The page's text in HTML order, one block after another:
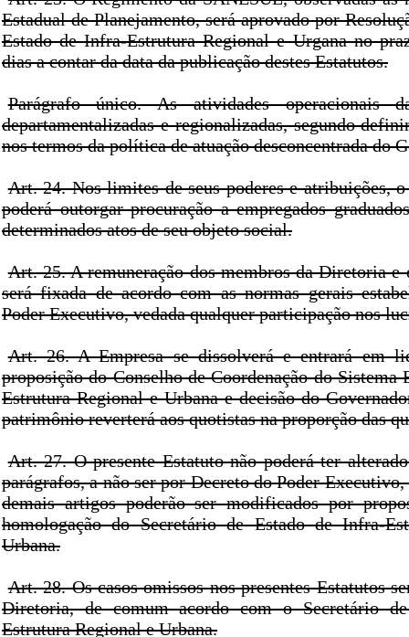
Estadual de Planejamento, será aprovado por
Estado de Infra-Estrutura Regional e Urgana no
dias a contar da data da publicação destes Estatutos.
Parágrafo único. As atividades operacionais
departamentalizadas e regionalizadas, segundo
nos termos da política de atuação desconcentrada do
Art. 24. Nos limites de seus poderes e atribuições,
poderá outorgar procuração a empregados
determinados atos de seu objeto social.
Art. 25. A remuneração dos membros da Diretoria e
será fixada de acordo com as normas gerais
Poder Executivo, vedada qualquer participação nos
Art. 26. A Empresa se dissolverá e entrará em
proposição do Conselho de Coordenação do
Estrutura Regional e Urbana e decisão do
patrimônio reverterá aos quotistas na proporção das
Art. 27. O presente Estatuto não poderá ter
parágrafos, a não ser por Decreto do Poder Executivo,
demais artigos poderão ser modificados por
homologação do Secretário de Estado de Infra-
Urbana.
Art. 28. Os casos omissos nos presentes Estatutos
Diretoria, de comum acordo com o Secretário
Estrutura Regional e Urbana.